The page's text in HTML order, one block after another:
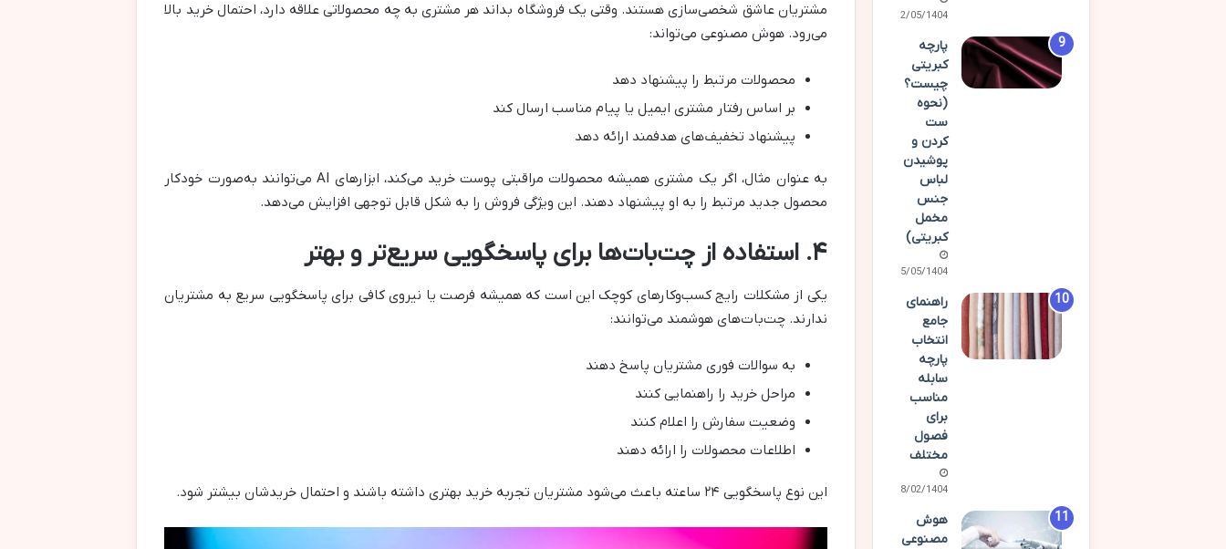
مشتریان عاشق شخصی‌سازی هستند. وقتی یک فروشگاه بداند هر مشتری به چه محصولاتی علاقه دارد، احتمال خرید بالا
می‌رود. هوش مصنوعی می‌تواند:
محصولات مرتبط را پیشنهاد دهد
بر اساس رفتار مشتری ایمیل یا پیام مناسب ارسال کند
پیشنهاد تخفیف‌های هدفمند ارائه دهد
به عنوان مثال، اگر یک مشتری همیشه محصولات مراقبتی پوست خرید می‌کند، ابزارهای AI می‌توانند به‌صورت خودکار
محصول جدید مرتبط را به او پیشنهاد دهند. این ویژگی فروش را به شکل قابل توجهی افزایش می‌دهد.
۴. استفاده از چت‌بات‌ها برای پاسخگویی سریع‌تر و بهتر
یکی از مشکلات رایج کسب‌وکارهای کوچک این است که همیشه فرصت یا نیروی کافی برای پاسخگویی سریع به مشتریان
ندارند. چت‌بات‌های هوشمند می‌توانند:
به سوالات فوری مشتریان پاسخ دهند
مراحل خرید را راهنمایی کنند
وضعیت سفارش را اعلام کنند
اطلاعات محصولات را ارائه دهند
این نوع پاسخگویی ۲۴ ساعته باعث می‌شود مشتریان تجربه خرید بهتری داشته باشند و احتمال خریدشان بیشتر شود.
02/05/1404
پارچه
کبریتی
چیست؟
(نحوه
ست
کردن و
پوشیدن
لباس
جنس
مخمل
کبریتی)
15/05/1404
راهنمای
جامع
انتخاب
پارچه
سابله
مناسب
برای
فصول
مختلف
28/02/1404
هوش
مصنوعی